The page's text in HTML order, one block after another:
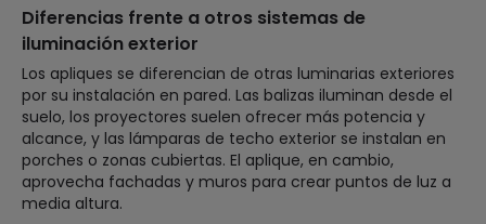
Diferencias frente a otros sistemas de
iluminación exterior
Los apliques se diferencian de otras luminarias exteriores
por su instalación en pared. Las balizas iluminan desde el
suelo, los proyectores suelen ofrecer más potencia y
alcance, y las lámparas de techo exterior se instalan en
porches o zonas cubiertas. El aplique, en cambio,
aprovecha fachadas y muros para crear puntos de luz a
media altura.